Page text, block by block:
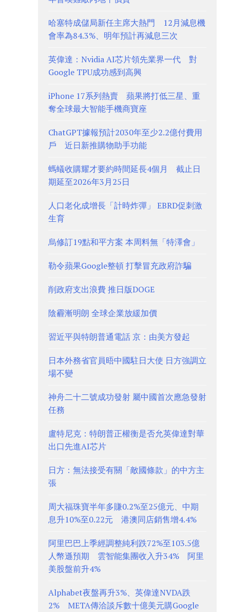
哈塞特成儲局新任主席大熱門 12月減息機
會率為84.3%、明年預計再減息三次
英偉達：Nvidia AI芯片領先業界一代 對
Google TPU成功感到高興
iPhone 17系列熱賣 蘋果將打低三星、重
奪全球最大智能手機商寶座
ChatGPT據報預計2030年至少2.2億付費用
戶 近日新推購物助手功能
螞蟻收購耀才要約時間延長4個月 截止日
期延至2026年3月25日
人口老化成增長「計時炸彈」 EBRD促刺激
生育
烏修訂19點和平方案 本周料無「特澤會」
勒令蘋果Google整頓 打擊冒充政府詐騙
削政府支出浪費 推日版DOGE
陰霾漸明朗 全球企業放緩加價
習近平與特朗普通電話 京：由美方發起
日本外務省官員晤中國駐日大使 日方強調立
場不變
神舟二十二號成功發射 屬中國首次應急發射
任務
盧特尼克：特朗普正權衡是否允英偉達對華
出口先進AI芯片
日方：無法接受有關「敵國條款」的中方主
張
周大福珠寶半年多賺0.2%至25億元、中期
息升10%至0.22元 港澳同店銷售增4.4%
阿里巴巴上季經調整純利跌72%至103.5億
人幣遜預期 雲智能集團收入升34% 阿里
美股盤前升4%
Alphabet夜盤再升3%、英偉達NVDA跌
2% META傳洽談斥數十億美元購Google